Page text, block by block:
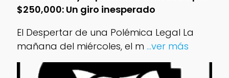
$250,000: Un giro inesperado
El Despertar de una Polémica Legal La
mañana del miércoles, el m ...ver más